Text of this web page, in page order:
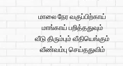
மாலை நேர வகுப்பிற்காய்
மாங்காய் பறித்ததுவும்
வீடு திரும்பும் வீதியெங்கும்
வீண்வம்பு செய்ததுவிம்